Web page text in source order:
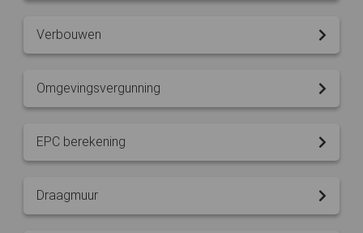
Verbouwen
Omgevingsvergunning
EPC berekening
Draagmuur